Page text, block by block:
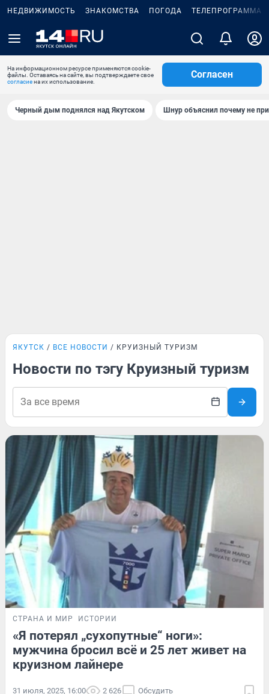
НЕДВИЖИМОСТЬ ЗНАКОМСТВА ПОГОДА ТЕЛЕПРОГРАММА
На информационном ресурсе применяются cookie-
файлы. Оставаясь на сайте, вы подтверждаете свое
согласиена их использование.
Согласен
Черный дым поднялся над Якутском Шнур объяснил почему не
ЯКУТСК ВСЕ НОВОСТИ КРУИЗНЫЙ ТУРИЗМ
Новости по тэгу Круизный туризм
СТРАНА И МИР ИСТОРИИ
«Я потерял „сухопутные“ ноги»:
мужчина бросил всё и 25 лет живет на
круизном лайнере
31 июля, 2025, 16:00 2 626 Обсудить